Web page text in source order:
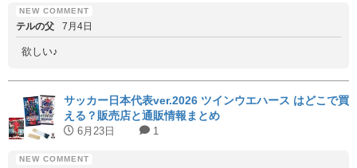
テルの父 7月4日
欲しい♪
サッカー日本代表ver.2026 ツインウエハース はどこで買
える？販売店と通販情報まとめ
6月23日 1